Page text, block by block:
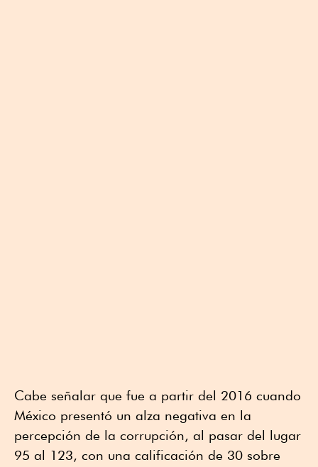
Cabe señalar que fue a partir del 2016 cuando
México presentó un alza negativa en la
percepción de la corrupción, al pasar del lugar
95 al 123, con una calificación de 30 sobre